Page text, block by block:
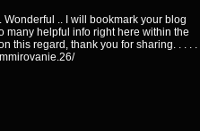
.. I will bookmark your blog
many helpful info right here within the
this regard, thank you for sharing. . . . .